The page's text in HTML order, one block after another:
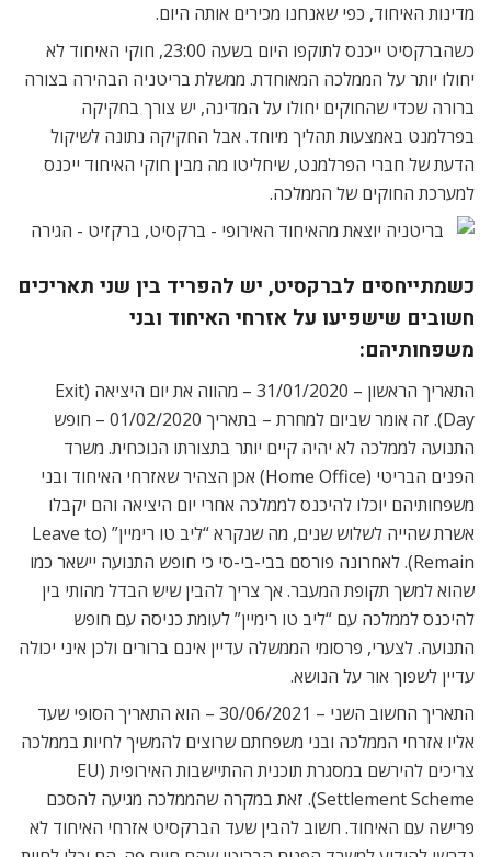
מדינות האיחוד, כפי שאנחנו מכירים אותה היום.
כשהברקסיט ייכנס לתוקפו היום בשעה 23:00, חוקי האיחוד לא
יחולו יותר על הממלכה המאוחדת. ממשלת בריטניה הבהירה בצורה
ברורה שכדי שהחוקים יחולו על המדינה, יש צורך בחקיקה
בפרלמנט באמצעות תהליך מיוחד. אבל החקיקה נתונה לשיקול
הדעת של חברי הפרלמנט, שיחליטו מה מבין חוקי האיחוד ייכנס
למערכת החוקים של הממלכה.
כשמתייחסים לברקסיט, יש להפריד בין שני תאריכים
חשובים שישפיעו על אזרחי האיחוד ובני
משפחותיהם:
התאריך הראשון – 31/01/2020 – מהווה את יום היציאה (Exit
Day). זה אומר שביום למחרת – בתאריך 01/02/2020 – חופש
התנועה לממלכה לא יהיה קיים יותר בתצורתו הנוכחית. משרד
הפנים הבריטי (Home Office) אכן הצהיר שאזרחי האיחוד ובני
משפחותיהם יוכלו להיכנס לממלכה אחרי יום היציאה והם יקבלו
אשרת שהייה לשלוש שנים, מה שנקרא “ליב טו רימיין” (Leave to
Remain). לאחרונה פורסם בבי-בי-סי כי חופש התנועה יישאר כמו
שהוא למשך תקופת המעבר. אך צריך להבין שיש הבדל מהותי בין
להיכנס לממלכה עם “ליב טו רימיין” לעומת כניסה עם חופש
התנועה. לצערי, פרסומי הממשלה עדיין אינם ברורים ולכן איני יכולה
עדיין לשפוך אור על הנושא.
התאריך החשוב השני – 30/06/2021 – הוא התאריך הסופי שעד
אליו אזרחי הממלכה ובני משפחתם שרוצים להמשיך לחיות בממלכה
צריכים להירשם במסגרת תוכנית ההתיישבות האירופית (EU
Settlement Scheme). זאת במקרה שהממלכה מגיעה להסכם
פרישה עם האיחוד. חשוב להבין שעד הברקסיט אזרחי האיחוד לא